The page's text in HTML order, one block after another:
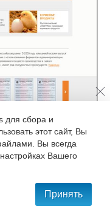
для сбора и
этот сайт, Вы
Вы всегда
Вашего
Принять